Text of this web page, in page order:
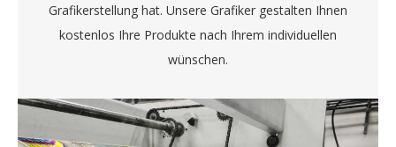
Grafikerstellung hat. Unsere Grafiker gestalten Ihnen
kostenlos Ihre Produkte nach Ihrem individuellen
wünschen.